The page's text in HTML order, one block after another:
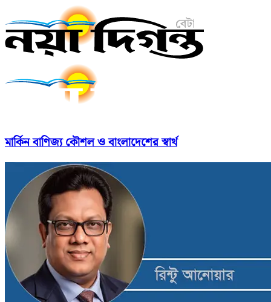
মার্কিন বাণিজ্য কৌশল ও বাংলাদেশের স্বার্থ